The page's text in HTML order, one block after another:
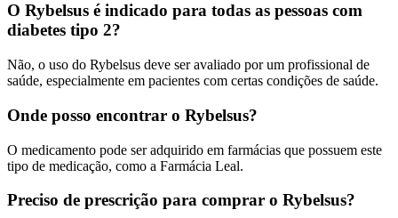
O Rybelsus é indicado para todas as pessoas com
diabetes tipo 2?
Não, o uso do Rybelsus deve ser avaliado por um profissional de
saúde, especialmente em pacientes com certas condições de saúde.
Onde posso encontrar o Rybelsus?
O medicamento pode ser adquirido em farmácias que possuem este
tipo de medicação, como a Farmácia Leal.
Preciso de prescrição para comprar o Rybelsus?